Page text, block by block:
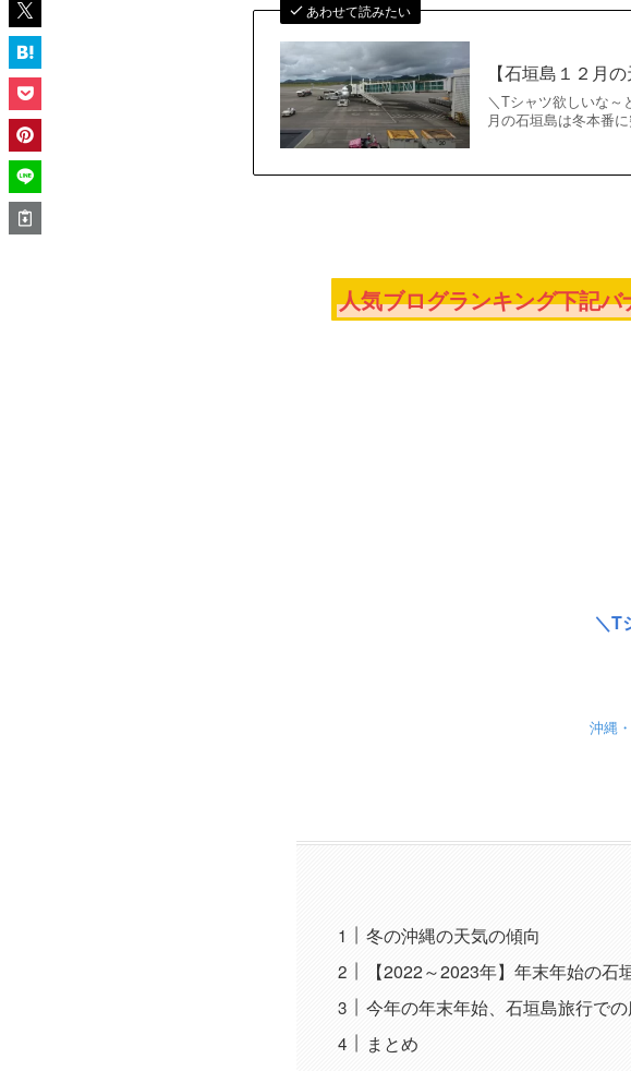
あわせて読みたい
【石垣島１２月
＼Tシャツ欲しいな～
月の石垣島は冬本番
人気ブログランキング下記
＼T
沖縄
冬の沖縄の天気の傾向
【2022～2023年】年末年始の石
今年の年末年始、石垣島旅行で
まとめ